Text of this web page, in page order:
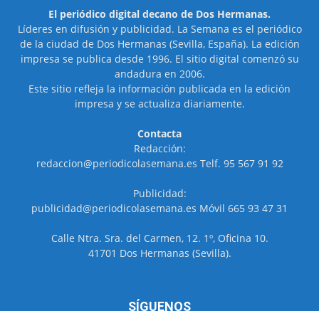
El periódico digital decano de Dos Hermanas.
Líderes en difusión y publicidad. La Semana es el periódico
de la ciudad de Dos Hermanas (Sevilla, España). La edición
impresa se publica desde 1996. El sitio digital comenzó su
andadura en 2006.
Este sitio refleja la información publicada en la edición
impresa y se actualiza diariamente.
Contacta
Redacción:
redaccion@periodicolasemana.es Telf. 95 567 91 92
Publicidad:
publicidad@periodicolasemana.es Móvil 665 93 47 31
Calle Ntra. Sra. del Carmen, 12. 1º, Oficina 10.
41701 Dos Hermanas (Sevilla).
SÍGUENOS